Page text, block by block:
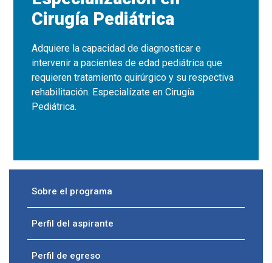
Cirugía Pediátrica
Adquiere la capacidad de diagnosticar e
intervenir a pacientes de edad pediátrica que
requieren tratamiento quirúrgico y su respectiva
rehabilitación. Especialízate en Cirugía
Pediátrica.
Sobre el programa
Perfil del aspirante
Perfil de egreso